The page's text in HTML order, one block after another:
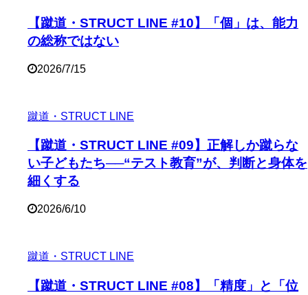
【蹴道・STRUCT LINE #10】「個」は、能力
の総称ではない
2026/7/15
蹴道・STRUCT LINE
【蹴道・STRUCT LINE #09】正解しか蹴らな
い子どもたち──“テスト教育”が、判断と身体を
細くする
2026/6/10
蹴道・STRUCT LINE
【蹴道・STRUCT LINE #08】「精度」と「位